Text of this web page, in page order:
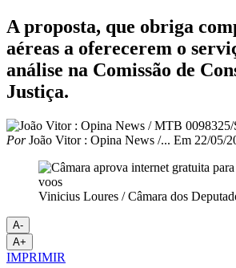
A proposta, que obriga
aéreas a oferecerem o
análise na Comissão de
Justiça.
PorJoão Vitor : Opina News /... Em 22/05/
Vinicius Loures / Câmara dos
A-
A+
IMPRIMIR